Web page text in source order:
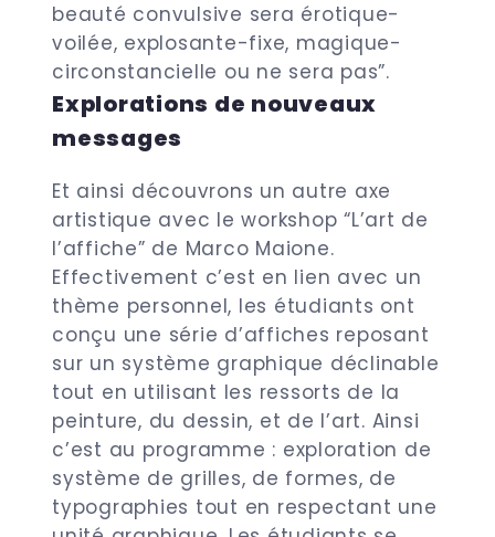
beauté convulsive sera érotique-
voilée, explosante-fixe, magique-
circonstancielle ou ne sera pas”.
Explorations de nouveaux
messages
Et ainsi découvrons un autre axe
artistique avec le workshop “L’art de
l’affiche” de Marco Maione.
Effectivement c’est en lien avec un
thème personnel, les étudiants ont
conçu une série d’affiches reposant
sur un système graphique déclinable
tout en utilisant les ressorts de la
peinture, du dessin, et de l’art. Ainsi
c’est au programme : exploration de
système de grilles, de formes, de
typographies tout en respectant une